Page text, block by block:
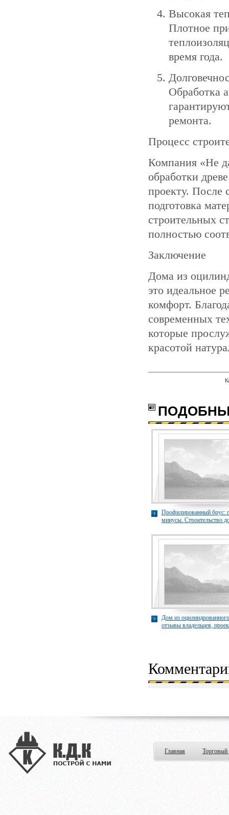
Высокая
Плотное
время года.
Обработка
ремонта.
Процесс
Компания «Не
обработки
проекту. После
подготовка
строительных
полностью
Заключение
Дома из
это идеальное
комфорт.
современных
которые
красотой
Профилированный брус:
минусы. Строительство
brusdom44.ru
Дом из
отзывы владельцев,
Главная